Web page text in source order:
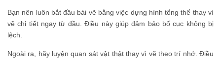
Bạn nên luôn bắt đầu bài vẽ bằng việc dựng hình tổng thể thay vì
vẽ chi tiết ngay từ đầu. Điều này giúp đảm bảo bố cục không bị
lệch.
Ngoài ra, hãy luyện quan sát vật thật thay vì vẽ theo trí nhớ. Điều